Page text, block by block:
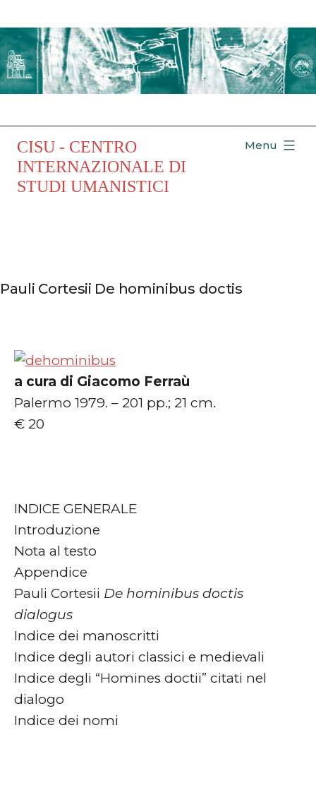
al
contenuto
CISU - CENTRO
INTERNAZIONALE DI
STUDI UMANISTICI
Menu
Pauli Cortesii De hominibus doctis
a cura di Giacomo Ferraù
Palermo 1979. – 201 pp.; 21 cm.
€ 20
INDICE GENERALE
Introduzione
Nota al testo
Appendice
Pauli Cortesii De hominibus doctis
dialogus
Indice dei manoscritti
Indice degli autori classici e medievali
Indice degli “Homines doctii” citati nel
dialogo
Indice dei nomi